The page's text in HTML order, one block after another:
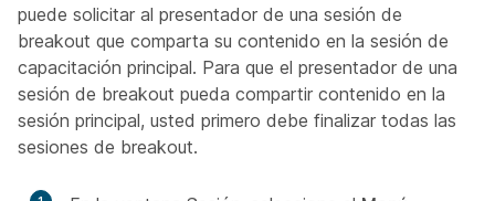
puede solicitar al presentador de una sesión de
breakout que comparta su contenido en la sesión de
capacitación principal. Para que el presentador de una
sesión de breakout pueda compartir contenido en la
sesión principal, usted primero debe finalizar todas las
sesiones de breakout.